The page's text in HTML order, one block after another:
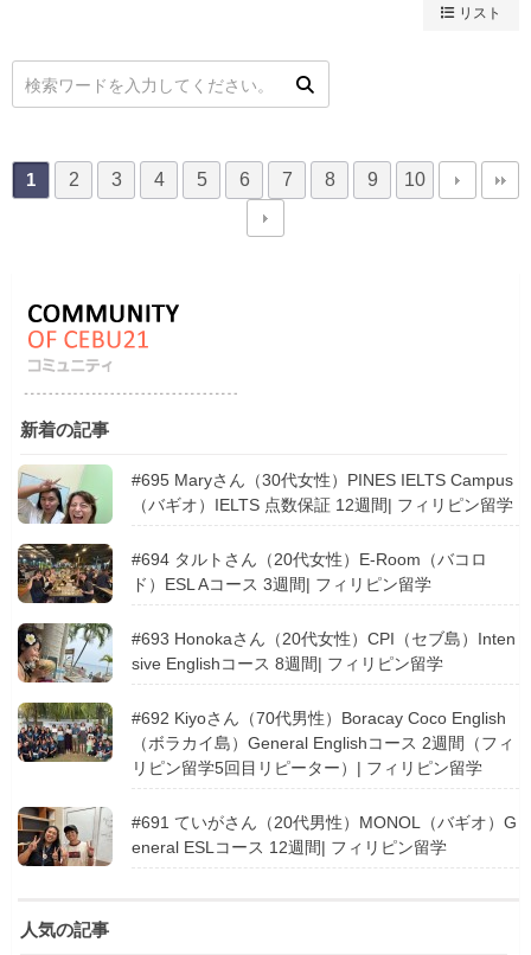
リスト
1 2 3 4 5 6 7 8 9 10
新着の記事
#695 Maryさん（30代女性）PINES IELTS Campus
（バギオ）IELTS 点数保証 12週間| フィリピン留学
#694 タルトさん（20代女性）E-Room（バコロ
ド）ESL Aコース 3週間| フィリピン留学
#693 Honokaさん（20代女性）CPI（セブ島）Inten
sive Englishコース 8週間| フィリピン留学
#692 Kiyoさん（70代男性）Boracay Coco English
（ボラカイ島）General Englishコース 2週間（フィ
リピン留学5回目リピーター）| フィリピン留学
#691 ていがさん（20代男性）MONOL（バギオ）G
eneral ESLコース 12週間| フィリピン留学
人気の記事